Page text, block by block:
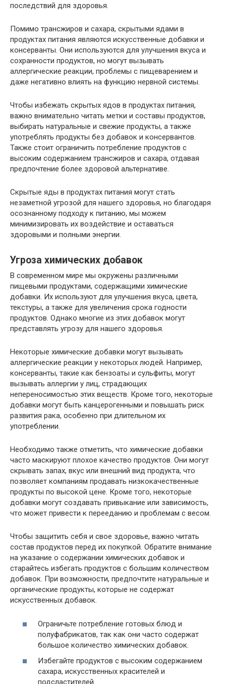
последствий для здоровья.
Помимо трансжиров и сахара, скрытыми ядами в
продуктах питания являются искусственные добавки и
консерванты. Они используются для улучшения вкуса и
сохранности продуктов, но могут вызывать
аллергические реакции, проблемы с пищеварением и
даже негативно влиять на функцию нервной системы.
Чтобы избежать скрытых ядов в продуктах питания,
важно внимательно читать метки и составы продуктов,
выбирать натуральные и свежие продукты, а также
употреблять продукты без добавок и консервантов.
Также стоит ограничить потребление продуктов с
высоким содержанием трансжиров и сахара, отдавая
предпочтение более здоровой альтернативе.
Скрытые яды в продуктах питания могут стать
незаметной угрозой для нашего здоровья, но благодаря
осознанному подходу к питанию, мы можем
минимизировать их воздействие и оставаться
здоровыми и полными энергии.
Угроза химических добавок
В современном мире мы окружены различными
пищевыми продуктами, содержащими химические
добавки. Их используют для улучшения вкуса, цвета,
текстуры, а также для увеличения срока годности
продуктов. Однако многие из этих добавок могут
представлять угрозу для нашего здоровья.
Некоторые химические добавки могут вызывать
аллергические реакции у некоторых людей. Например,
консерванты, такие как бензоаты и сульфиты, могут
вызывать аллергии у лиц, страдающих
непереносимостью этих веществ. Кроме того, некоторые
добавки могут быть канцерогенными и повышать риск
развития рака, особенно при длительном их
употреблении.
Необходимо также отметить, что химические добавки
часто маскируют плохое качество продуктов. Они могут
скрывать запах, вкус или внешний вид продукта, что
позволяет компаниям продавать низкокачественные
продукты по высокой цене. Кроме того, некоторые
добавки могут создавать привыкание или зависимость,
что может привести к перееданию и проблемам с весом.
Чтобы защитить себя и свое здоровье, важно читать
состав продуктов перед их покупкой. Обратите внимание
на указание о содержании химических добавок и
старайтесь избегать продуктов с большим количеством
добавок. При возможности, предпочтите натуральные и
органические продукты, которые не содержат
искусственных добавок.
Ограничьте потребление готовых блюд и
полуфабрикатов, так как они часто содержат
большое количество химических добавок.
Избегайте продуктов с высоким содержанием
сахара, искусственных красителей и
подсластителей.